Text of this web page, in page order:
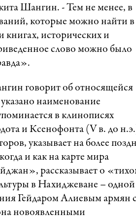
Шангин. - Тем не менее, в
которые можно найти в
книгах, исторических и
слово можно было
говорит об относящейся
наименование
в клинописях
и Ксенофонта (V в. до
указывает на более
и как на карте мира
рассказывает о
в Нахиджеване –
Гейдаром Алиевым армян
новоявленными